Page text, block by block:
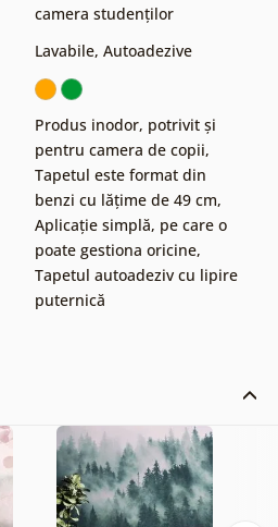
camera studenților
Lavabile, Autoadezive
Produs inodor, potrivit și
pentru camera de copii,
Tapetul este format din
benzi cu lățime de 49 cm,
Aplicație simplă, pe care o
poate gestiona oricine,
Tapetul autoadeziv cu lipire
puternică